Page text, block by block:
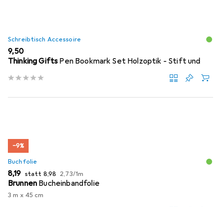
Schreibtisch Accessoire
EUR
9,50
Thinking Gifts Pen Bookmark Set Holzoptik - Stift und
−9%
Buchfolie
EUR
8,19 statt EUR
8,98 EUR
2,73/1m
Brunnen Bucheinbandfolie
3 m x 45 cm